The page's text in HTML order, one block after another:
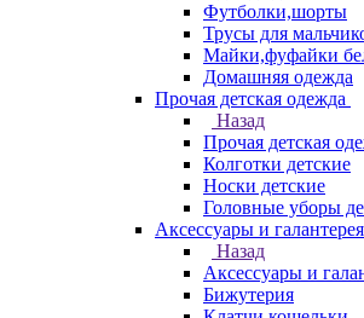
Футболки,шорты
Трусы для
Майки,фуфайки
Домашняя одежда
Прочая детская одежда
Назад
Прочая детская
Колготки детские
Носки детские
Головные уборы
Аксессуары и галантерея
Назад
Аксессуары и
Бижутерия